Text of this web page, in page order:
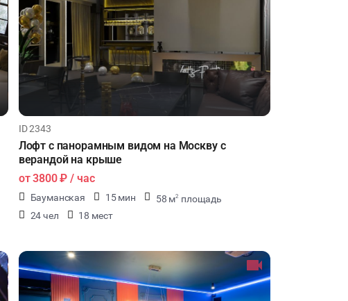
ID 2343
Лофт с панорамным видом на Москву с
верандой на крыше
от3800 ₽ / час
Бауманская 15 мин 58 м2 площадь
24 чел
18 мест